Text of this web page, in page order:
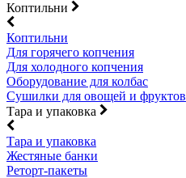
Коптильни
Коптильни
Для горячего копчения
Для холодного копчения
Оборудование для колбас
Сушилки для овощей и фруктов
Тара и упаковка
Тара и упаковка
Жестяные банки
Реторт-пакеты